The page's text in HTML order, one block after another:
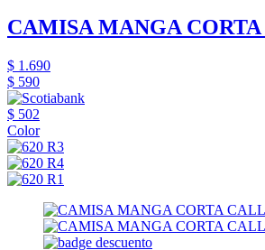
CAMISA MANGA CORTA
$ 1.690
$ 590
$ 502
Color